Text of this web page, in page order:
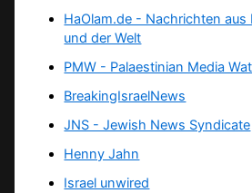
HaOlam.de - Nachrichten aus
und der Welt
PMW - Palaestinian Media
BreakingIsraelNews
JNS - Jewish News Syndicate
Henny Jahn
Israel unwired